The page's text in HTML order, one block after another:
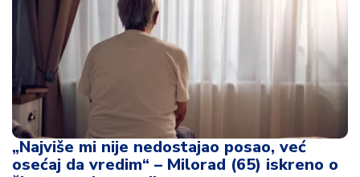
„Najviše mi nije nedostajao posao, već
osećaj da vredim“ – Milorad (65) iskreno o